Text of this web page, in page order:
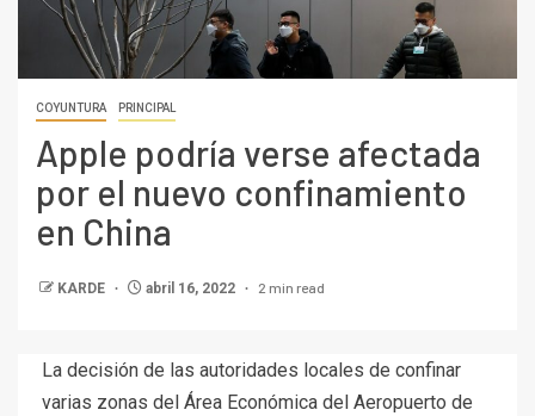
COYUNTURA PRINCIPAL
Apple podría verse afectada
por el nuevo confinamiento
en China
KARDE abril 16, 2022 2 min read
La decisión de las autoridades locales de confinar
varias zonas del Área Económica del Aeropuerto de